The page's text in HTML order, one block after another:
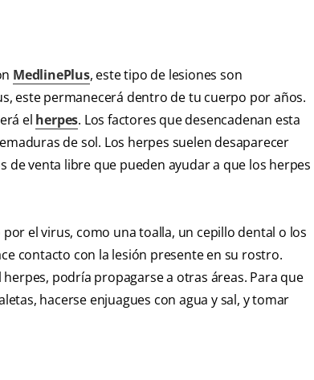
MedlinePlus, este tipo de lesiones son
este permanecerá dentro de tu cuerpo por años.
el herpes. Los factores que desencadenan esta
de sol. Los herpes suelen desaparecer
de venta libre que pueden ayudar a que los herpes
el virus, como una toalla, un cepillo dental o los
contacto con la lesión presente en su rostro.
podría propagarse a otras áreas. Para que
hacerse enjuagues con agua y sal, y tomar